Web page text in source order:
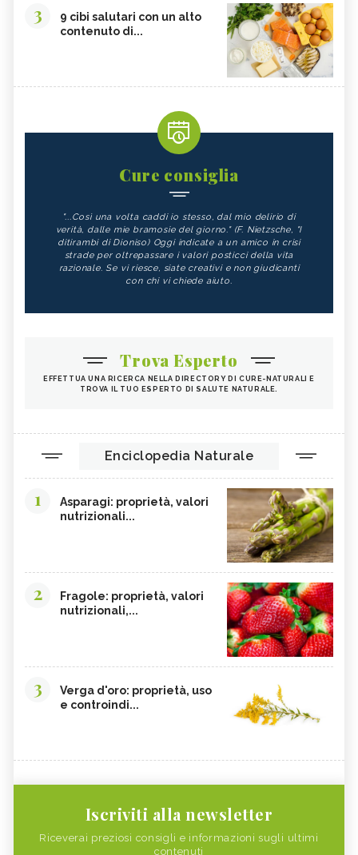
3
9 cibi salutari con un alto
contenuto di...
Cure consiglia
"...Così una volta caddi io stesso, dal mio delirio di
verità, dalle mie bramosie del giorno." (F. Nietzsche, "I
ditirambi di Dioniso) Oggi indicate a un amico in crisi
strade per oltrepassare i valori posticci della vita
razionale. Se vi riesce, siate creativi e non giudicanti
con chi vi chiede aiuto.
Trova Esperto
EFFETTUA UNA RICERCA NELLA DIRECTORY DI CURE-NATURALI E
TROVA IL TUO ESPERTO DI SALUTE NATURALE.
Enciclopedia Naturale
1
Asparagi: proprietà, valori
nutrizionali...
2
Fragole: proprietà, valori
nutrizionali,...
3
Verga d'oro: proprietà, uso
e controindi...
Iscriviti alla newsletter
Riceverai preziosi consigli e informazioni sugli ultimi
contenuti